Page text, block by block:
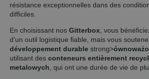
résistance exceptionnelles dans des
difficiles.
En choisissant nos Gitterbox , vous
d'un outil logistique fiable, mais vous
développement durable strong>ó
utilisant des conteneurs entièrement
metalowych , qui ont une durée de vie de